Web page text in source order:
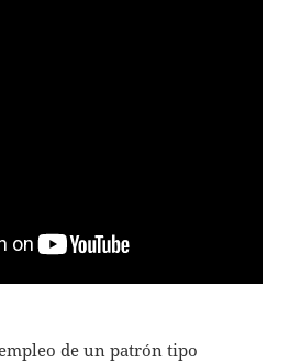
de un patrón tipo